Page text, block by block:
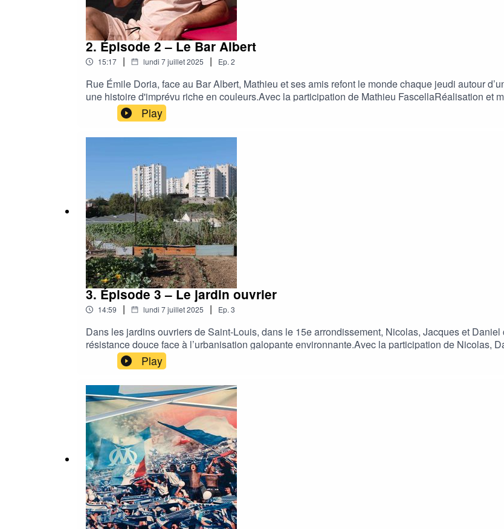
2. Épisode 2 – Le Bar Albert
15:17 | lundi 7 juillet 2025 | Ep. 2
Rue Émile Doria, face au Bar Albert, Mathieu et ses amis refont le monde chaque jeudi autour
une histoire d'imprévu riche en couleurs.Avec la participation de Mathieu FascellaRéalisation et
GuglielmetCrédits musique : SCH, Kofs, Jul, Naps, Soso Maness, Elams, Solda, Houari – Bande
Fonky Family – Sans rémission
Play
3. Épisode 3 – Le jardin ouvrier
14:59 | lundi 7 juillet 2025 | Ep. 3
Dans les jardins ouvriers de Saint-Louis, dans le 15e arrondissement, Nicolas, Jacques et
résistance douce face à l’urbanisation galopante environnante.Avec la participation de Nicolas,
montage : Pierrick MoutonPhotographies : Stéphane GuglielmetCrédits musique : Alain Barrière
Play